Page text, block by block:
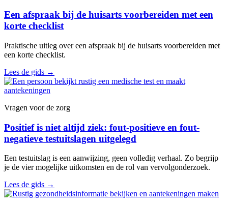
Een afspraak bij de huisarts voorbereiden met een
korte checklist
Praktische uitleg over een afspraak bij de huisarts voorbereiden met
een korte checklist.
Lees de gids →
Vragen voor de zorg
Positief is niet altijd ziek: fout-positieve en fout-
negatieve testuitslagen uitgelegd
Een testuitslag is een aanwijzing, geen volledig verhaal. Zo begrijp
je de vier mogelijke uitkomsten en de rol van vervolgonderzoek.
Lees de gids →